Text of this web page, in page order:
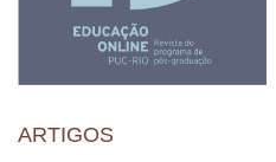
ARTIGOS